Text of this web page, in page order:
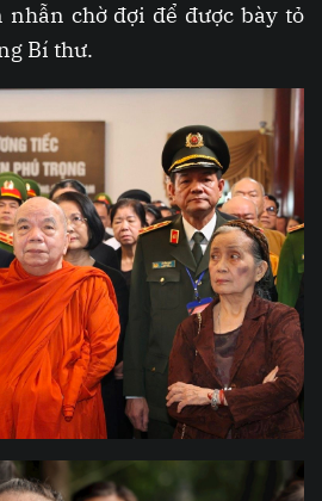
chờ đợi để được bày tỏ
Bí thư.